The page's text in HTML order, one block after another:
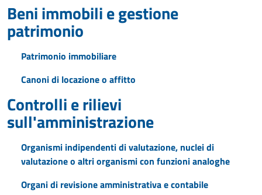
Beni immobili e gestione
patrimonio
Patrimonio immobiliare
Canoni di locazione o affitto
Controlli e rilievi
sull'amministrazione
Organismi indipendenti di valutazione, nuclei di
valutazione o altri organismi con funzioni analoghe
Organi di revisione amministrativa e contabile